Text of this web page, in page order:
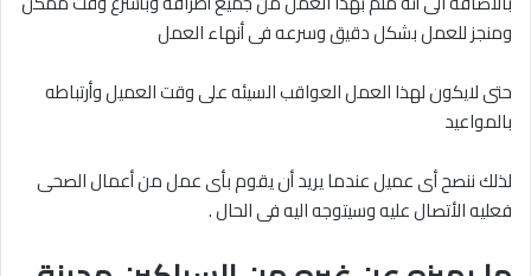
ومنجز للعمل بشكل دقيق وسرعه فى أنهاء العمل
حتى لايكون لهذا العمل العواقب السيئه على وقت العميل وأرتباطه
بالمواعيد
لذلك ننصح أى عميل عندما يريد أن يقوم بأى عمل من أعمال الصحى
فعليه الأتصال عليه وسيتوجه اليه فى الحال .